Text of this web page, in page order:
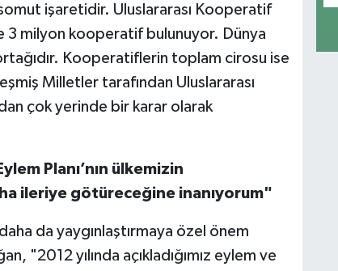
işaretidir. Uluslararası Kooperatif
3 milyon kooperatif bulunuyor. Dünya
Kooperatiflerin toplam cirosu ise
Milletler tarafından Uluslararası
çok yerinde bir karar olarak
Planı’nın ülkemizin
ileriye götüreceğine inanıyorum"
da yaygınlaştırmaya özel önem
"2012 yılında açıkladığımız eylem ve